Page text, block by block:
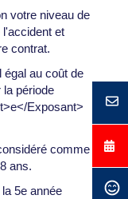
votre niveau de
et
contrat.
égal au coût de
la période
Exposant>
comme
ans.
5e année